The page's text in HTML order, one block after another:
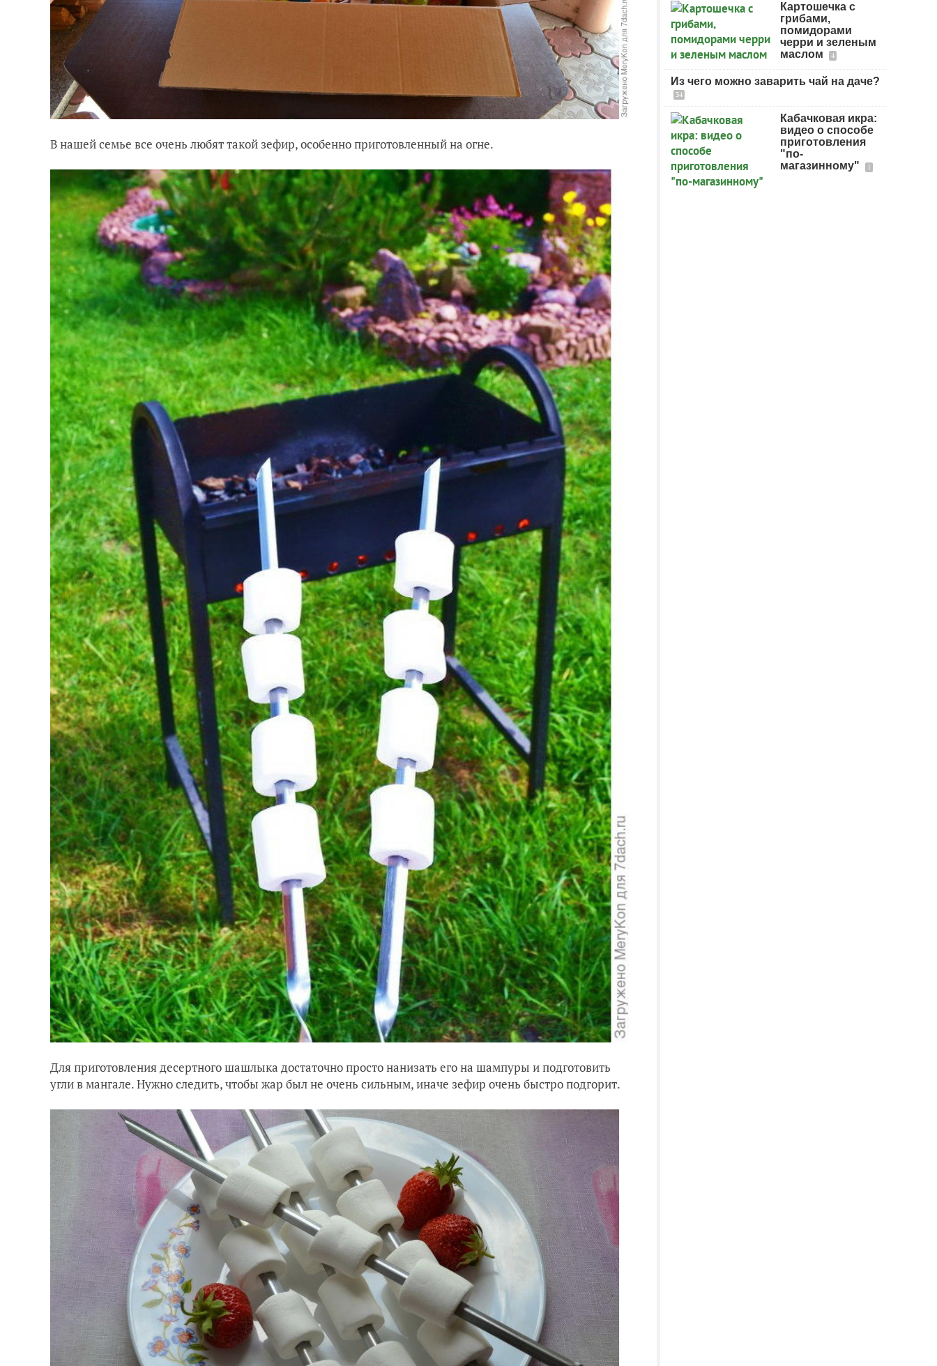
В нашей семье все очень любят такой зефир, особенно приготовленный на огне.
Для приготовления десертного шашлыка достаточно просто нанизать его на шампуры и подготовить
угли в мангале. Нужно следить, чтобы жар был не очень сильным, иначе зефир очень быстро подгорит.
Картошечка с
грибами,
помидорами
черри и зеленым
маслом
4
Из чего можно заварить чай на даче?
34
Кабачковая икра:
видео о способе
приготовления
"по-
магазинному"
1